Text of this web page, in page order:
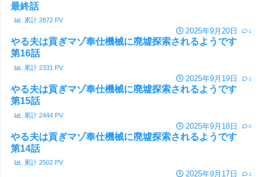
最終話
累計 2872 PV
2025年9月20日 1
やる夫は貢ぎマゾ奉仕機械に廃墟探索されるようです
第16話
累計 2331 PV
2025年9月19日 1
やる夫は貢ぎマゾ奉仕機械に廃墟探索されるようです
第15話
累計 2444 PV
2025年9月18日 0
やる夫は貢ぎマゾ奉仕機械に廃墟探索されるようです
第14話
累計 2502 PV
2025年9月17日 1